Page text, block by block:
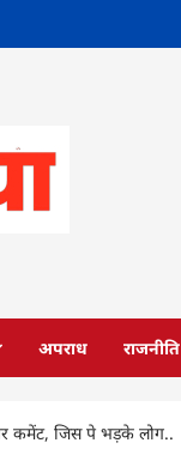
अपराध राजनीति
कमेंट, जिस पे भड़के लोग..